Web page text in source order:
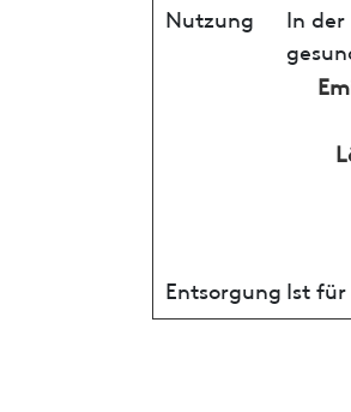
Nutzung
In
Entsorgung Ist